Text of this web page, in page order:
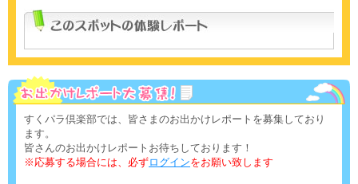
すくパラ倶楽部では、皆さまのお出かけレポートを募集しており
ます。
皆さんのお出かけレポートお待ちしております！
※応募する場合には、必ずログインをお願い致します